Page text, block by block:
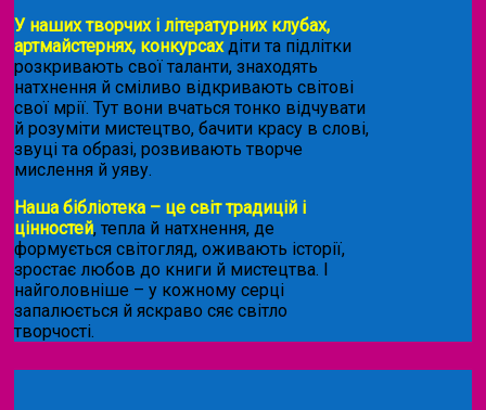
У наших творчих і літературних клубах,
артмайстернях, конкурсахдіти та підлітки
розкривають свої таланти, знаходять
натхнення й сміливо відкривають світові
свої мрії. Тут вони вчаться тонко відчувати
й розуміти мистецтво, бачити красу в слові,
звуці та образі, розвивають творче
мислення й уяву.
Наша бібліотека – це світ традицій і
цінностей, тепла й натхнення, де
формується світогляд, оживають історії,
зростає любов до книги й мистецтва. І
найголовніше – у кожному серці
запалюється й яскраво сяє світло
творчості.